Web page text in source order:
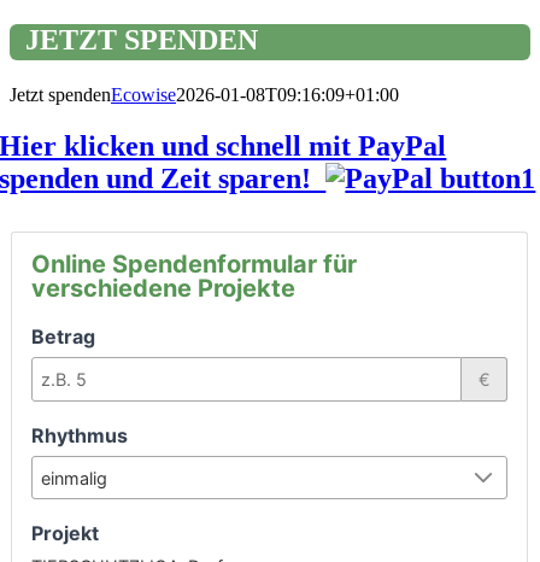
JETZT SPENDEN
Jetzt spendenEcowise2026-01-08T09:16:09+01:00
Hier klicken und schnell mit PayPal
spenden und Zeit sparen!